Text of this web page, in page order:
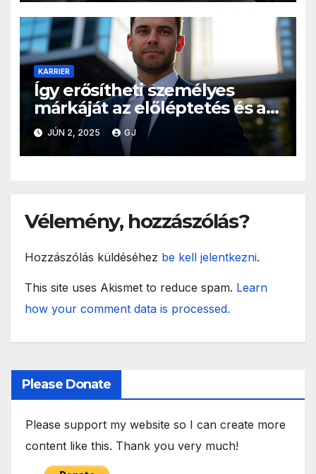
KARRIER
Így erősítheti személyes
márkáját az előléptetés és a
magasabb fizetés érdekében
JÚN 2, 2025 GJ
Vélemény, hozzászólás?
Hozzászólás küldéséhez be kell jelentkezni.
This site uses Akismet to reduce spam. Learn
how your comment data is processed.
Please Donate
Please support my website so I can create more
content like this. Thank you very much!